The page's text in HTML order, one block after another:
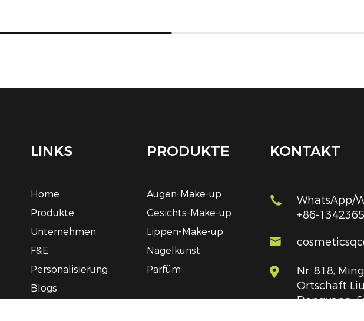
LINKS
Home
Produkte
Unternehmen
F&E
Personalisierung
Blogs
PRODUKTE
Augen-Make-up
Gesichts-Make-up
Lippen-Make-up
Nagelkunst
Parfüm
KONTAKT
WhatsApp/
+86-
Nr. 818,
Ortschaft
Dongyang,